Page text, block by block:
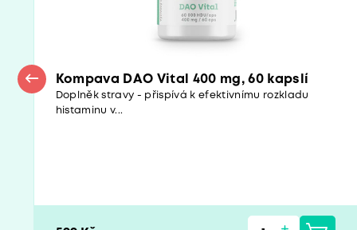
Kompava DAO Vital 400 mg, 60 kapslí
Doplněk stravy - přispívá k efektivnímu rozkladu
histaminu v...